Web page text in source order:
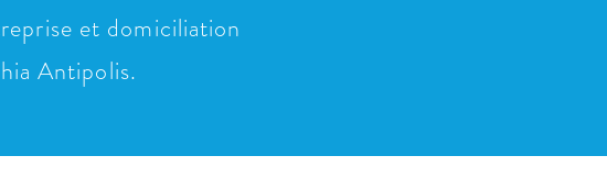
et domiciliation
Antipolis.